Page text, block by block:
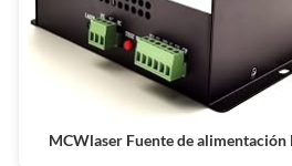
MCWlaser Fuente de